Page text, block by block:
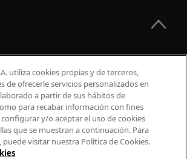
utiliza cookies propias y de terceros,
de ofrecerle servicios personalizados en
a partir de sus hábitos de
para recabar información con fines
y/o aceptar el uso de cookies
que se muestran a continuación. Para
visitar nuestra Política de Cookies.